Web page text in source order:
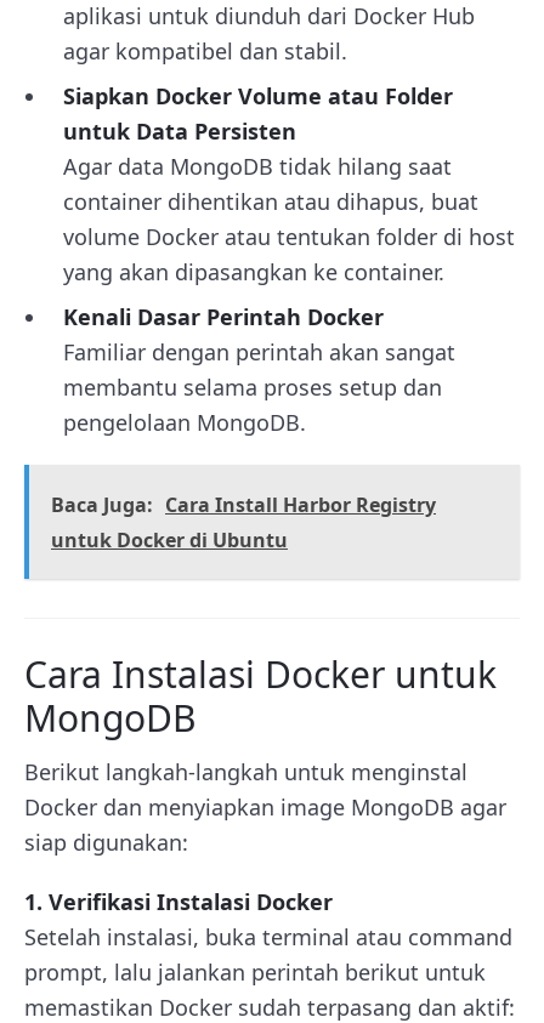
aplikasi untuk diunduh dari Docker Hub
agar kompatibel dan stabil.
Siapkan Docker Volume atau Folder
untuk Data Persisten
Agar data MongoDB tidak hilang saat
container dihentikan atau dihapus, buat
volume Docker atau tentukan folder di host
yang akan dipasangkan ke container.
Kenali Dasar Perintah Docker
Familiar dengan perintah akan sangat
membantu selama proses setup dan
pengelolaan MongoDB.
Baca Juga: Cara Install Harbor Registry
untuk Docker di Ubuntu
Cara Instalasi Docker untuk
MongoDB
Berikut langkah-langkah untuk menginstal
Docker dan menyiapkan image MongoDB agar
siap digunakan:
1. Verifikasi Instalasi Docker
Setelah instalasi, buka terminal atau command
prompt, lalu jalankan perintah berikut untuk
memastikan Docker sudah terpasang dan aktif: